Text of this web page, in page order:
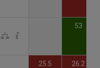
53
25.5 26.2